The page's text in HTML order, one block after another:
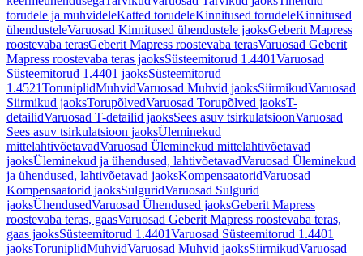
torudele ja muhvideleKatted torudeleKinnitused torudeleKinnitused
ühendusteleVaruosad Kinnitused ühendustele jaoksGeberit Mapress
roostevaba terasGeberit Mapress roostevaba terasVaruosad Geberit
Mapress roostevaba teras jaoksSüsteemitorud 1.4401Varuosad
Süsteemitorud 1.4401 jaoksSüsteemitorud
1.4521ToruniplidMuhvidVaruosad Muhvid jaoksSiirmikudVaruosad
Siirmikud jaoksTorupõlvedVaruosad Torupõlved jaoksT-
detailidVaruosad T-detailid jaoksSees asuv tsirkulatsioonVaruosad
Sees asuv tsirkulatsioon jaoksÜleminekud
mittelahtivõetavadVaruosad Üleminekud mittelahtivõetavad
jaoksÜleminekud ja ühendused, lahtivõetavadVaruosad Üleminekud
ja ühendused, lahtivõetavad jaoksKompensaatoridVaruosad
Kompensaatorid jaoksSulguridVaruosad Sulgurid
jaoksÜhendusedVaruosad Ühendused jaoksGeberit Mapress
roostevaba teras, gaasVaruosad Geberit Mapress roostevaba teras,
gaas jaoksSüsteemitorud 1.4401Varuosad Süsteemitorud 1.4401
jaoksToruniplidMuhvidVaruosad Muhvid jaoksSiirmikudVaruosad